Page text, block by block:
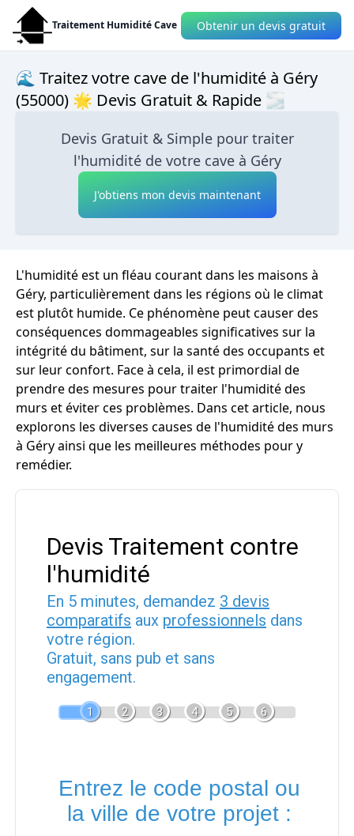
Traitement Humidité Cave Obtenir un devis gratuit
🌊 Traitez votre cave de l'humidité à Géry
(55000) 🌟 Devis Gratuit & Rapide 🌫
Devis Gratuit & Simple pour traiter
l'humidité de votre cave à Géry
J'obtiens mon devis maintenant
L'humidité est un fléau courant dans les maisons à
Géry, particulièrement dans les régions où le climat
est plutôt humide. Ce phénomène peut causer des
conséquences dommageables significatives sur la
intégrité du bâtiment, sur la santé des occupants et
sur leur confort. Face à cela, il est primordial de
prendre des mesures pour traiter l'humidité des
murs et éviter ces problèmes. Dans cet article, nous
explorons les diverses causes de l'humidité des murs
à Géry ainsi que les meilleures méthodes pour y
remédier.
Devis Traitement contre
l'humidité
En 5 minutes, demandez 3 devis
comparatifs aux professionnels dans
votre région.
Gratuit, sans pub et sans
engagement.
1 2 3 4 5 6
Entrez le code postal ou
la ville de votre projet :